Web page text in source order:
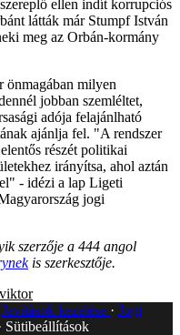
ellen indít korrupciós
látták már Stumpf István
meg az Orbán-kormány
önmagában milyen
jobban szemléltet,
adója felajánlható
ajánlja fel. "A rendszer
részét politikai
irányítsa, ahol aztán
- idézi a lap Ligeti
jogi
szerzője a 444 angol
is szerkesztője.
Javítások kezelése
Jogi
Sütibeállítások